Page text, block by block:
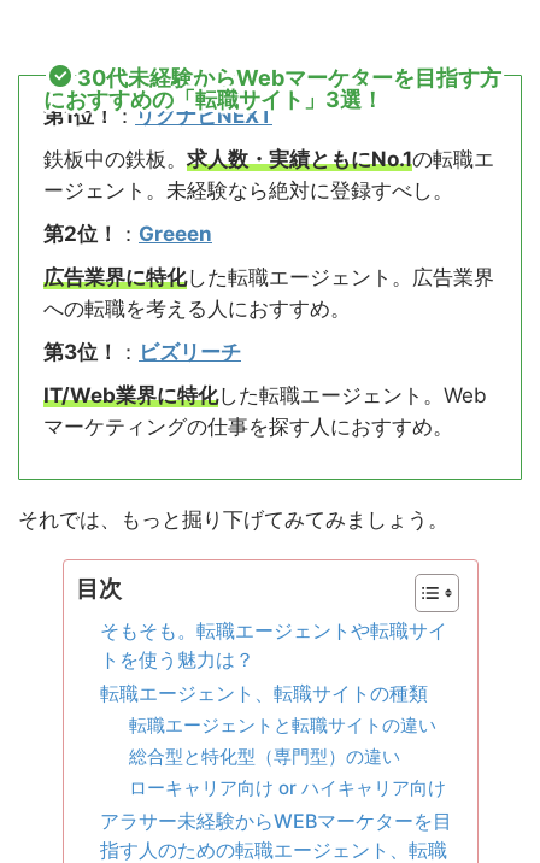
30代未経験からWebマーケターを目指す方
におすすめの「転職サイト」3選！
第1位！ ：リクナビNEXT
鉄板中の鉄板。 求人数・実績ともにNo.1の転職エ
ージェント。未経験なら絶対に登録すべし。
第2位！
： Greeen
広告業界に特化した転職エージェント。広告業界
への転職を考える人におすすめ。
第3位！
： ビズリーチ
IT/Web業界に特化した転職エージェント。Web
マーケティングの仕事を探す人におすすめ。
それでは、もっと掘り下げてみてみましょう。
目次
そもそも。転職エージェントや転職サイ
トを使う魅力は？
転職エージェント、転職サイトの種類
転職エージェントと転職サイトの違い
総合型と特化型（専門型）の違い
ローキャリア向け or ハイキャリア向け
アラサー未経験からWEBマーケターを目
指す人のための転職エージェント、転職